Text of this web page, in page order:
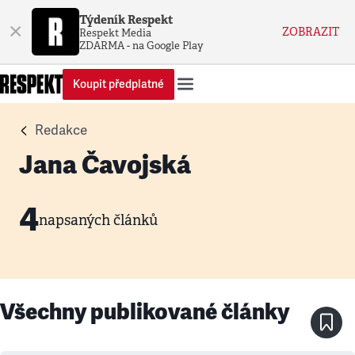
× Týdeník Respekt
Respekt Media
ZDARMA - na Google Play
ZOBRAZIT
Koupit předplatné
Redakce
Jana Čavojská
4napsaných článků
Všechny publikované články